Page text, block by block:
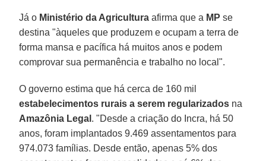
Já o Ministério da Agricultura afirma que a MP se
destina "àqueles que produzem e ocupam a terra de
forma mansa e pacífica há muitos anos e podem
comprovar sua permanência e trabalho no local".
O governo estima que há cerca de 160 mil
estabelecimentos rurais a serem regularizados na
Amazônia Legal . "Desde a criação do Incra, há 50
anos, foram implantados 9.469 assentamentos para
974.073 famílias. Desde então, apenas 5% dos